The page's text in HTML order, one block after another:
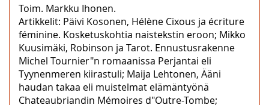
Toim. Markku Ihonen.
Artikkelit: Päivi Kosonen, Hélène Cixous ja écriture
féminine. Kosketuskohtia naistekstin eroon; Mikko
Kuusimäki, Robinson ja Tarot. Ennustusrakenne
Michel Tournier"n romaanissa Perjantai eli
Tyynenmeren kiirastuli; Maija Lehtonen, Ääni
haudan takaa eli muistelmat elämäntyönä
Chateaubriandin Mémoires d"Outre-Tombe;